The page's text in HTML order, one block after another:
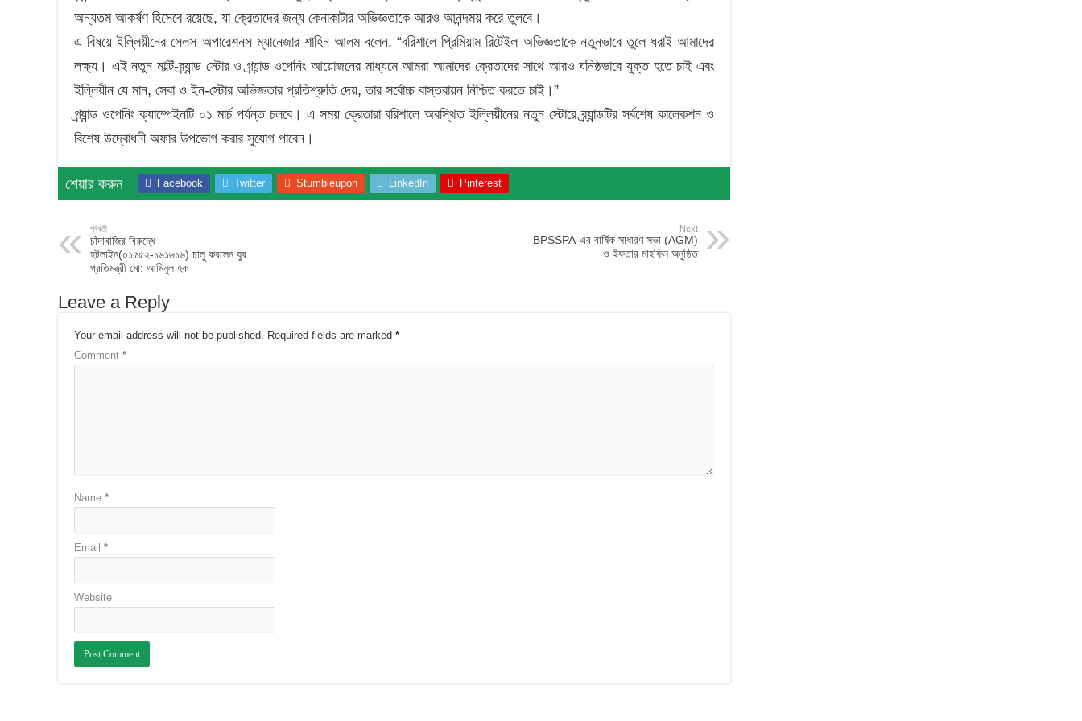
অন্যতম আকর্ষণ হিসেবে রয়েছে, যা ক্রেতাদের জন্য কেনাকাটার অভিজ্ঞতাকে আরও আনন্দময় করে তুলবে।
এ বিষয়ে ইল্লিয়ীনের সেলস অপারেশনস ম্যানেজার শাহিন আলম বলেন, “বরিশালে প্রিমিয়াম রিটেইল অভিজ্ঞতাকে নতুনভাবে তুলে ধরাই আমাদের
লক্ষ্য। এই নতুন মাল্টি-ব্র্যান্ড স্টোর ও গ্র্যান্ড ওপেনিং আয়োজনের মাধ্যমে আমরা আমাদের ক্রেতাদের সাথে আরও ঘনিষ্ঠভাবে যুক্ত হতে চাই এবং
ইল্লিয়ীন যে মান, সেবা ও ইন-স্টোর অভিজ্ঞতার প্রতিশ্রুতি দেয়, তার সর্বোচ্চ বাস্তবায়ন নিশ্চিত করতে চাই।”
গ্র্যান্ড ওপেনিং ক্যাম্পেইনটি ০১ মার্চ পর্যন্ত চলবে। এ সময় ক্রেতারা বরিশালে অবস্থিত ইল্লিয়ীনের নতুন স্টোরে ব্র্যান্ডটির সর্বশেষ কালেকশন ও
বিশেষ উদ্বোধনী অফার উপভোগ করার সুযোগ পাবেন।
শেয়ার করুন Facebook Twitter Stumbleupon LinkedIn Pinterest
পূর্ববর্তী
চাঁদাবাজির বিরুদ্ধে
হটলাইন(০১৫৫২-১৬১৬১৬) চালু করলেন যুব
প্রতিমন্ত্রী মো: আমিনুল হক
Next
BPSSPA-এর বার্ষিক সাধারণ সভা (AGM)
ও ইফতার মাহফিল অনুষ্ঠিত
Leave a Reply
Your email address will not be published. Required fields are marked *
Comment *
Name *
Email *
Website